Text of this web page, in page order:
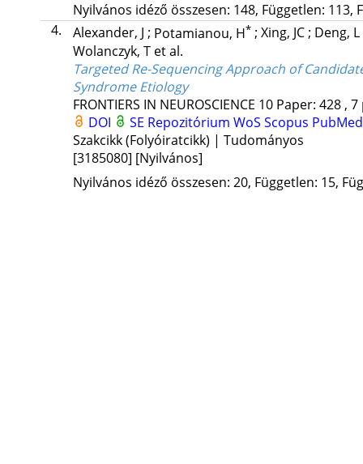
Nyilvános idéző összesen: 148, Független: 113,
4.
Alexander, J ; Potamianou, H* ; Xing, JC; Deng, L
Wolanczyk, T et al.
Targeted Re-Sequencing Approach of
Syndrome Etiology
FRONTIERS IN NEUROSCIENCE 10 Paper: 428 ,
DOI
SE Repozitórium WoS Scopus PubMed
Szakcikk (Folyóiratcikk) | Tudományos
[3185080] [Nyilvános]
Nyilvános idéző összesen: 20, Független: 15,